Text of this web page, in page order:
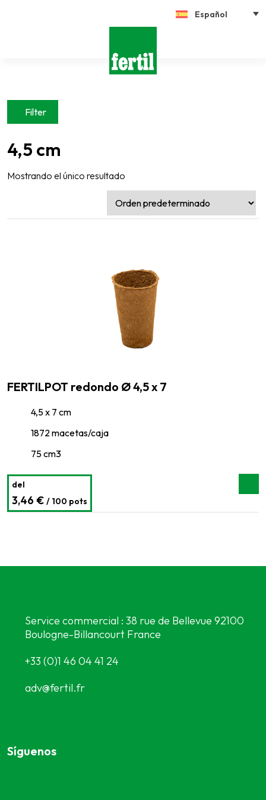
Español
Filter
4,5 cm
Mostrando el único resultado
FERTILPOT redondo Ø 4,5 x 7
4,5 x 7 cm
1872 macetas/caja
75 cm3
del
3,46 € / 100 pots
Service commercial : 38 rue de Bellevue 92100
Boulogne-Billancourt France
+33 (0)1 46 04 41 24
adv@fertil.fr
Síguenos